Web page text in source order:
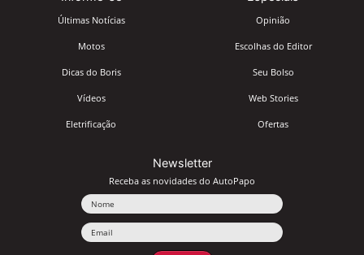
Últimas Notícias
Motos
Dicas do Boris
Vídeos
Eletrificação
Opinião
Escolhas do Editor
Seu Bolso
Web Stories
Ofertas
Newsletter
Receba as novidades do AutoPapo